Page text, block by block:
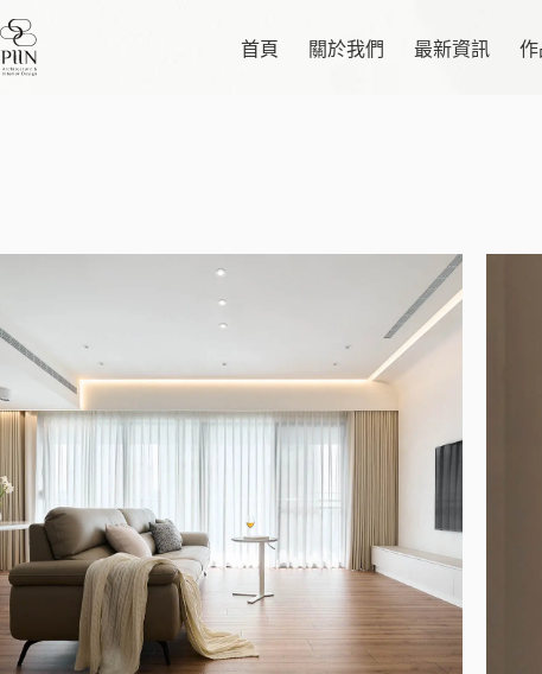
跳
至
主
首頁 關於我們 最新資訊 作